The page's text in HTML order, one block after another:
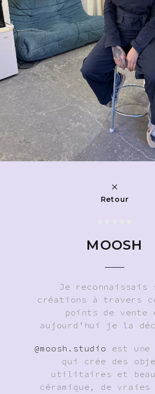
Retour
MOOSH
Je reconnaissais
créations à travers
points de vente
aujourd’hui je la
@moosh.studio est
qui crée des
utilitaires et
céramique, de vraies